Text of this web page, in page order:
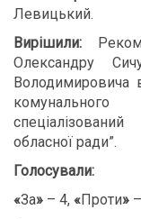
Левицький.
Вирішили:
Олександру
Володимировича
комунального
обласної ради”.
Голосували:
«За» – 4, «Проти»